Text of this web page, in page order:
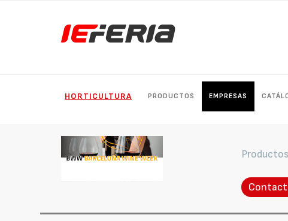
HORTICULTURA PRODUCTOS EMPRESAS
Productos